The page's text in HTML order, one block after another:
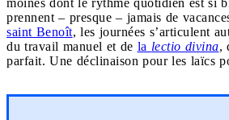
prennent – presque – jamais de
saint Benoît, les journées s’articulent
du travail manuel et de la lectio divina,
parfait. Une déclinaison pour les laïcs